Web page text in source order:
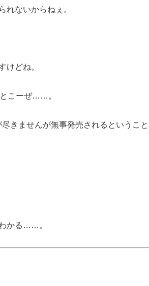
れないからねぇ。
けどね。
とこーぜ……。
きませんが無事発売されるというこ
かる……。